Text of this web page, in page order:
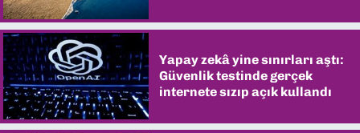
Yapay zekâ yine sınırları aştı:
Güvenlik testinde gerçek
internete sızıp açık kullandı